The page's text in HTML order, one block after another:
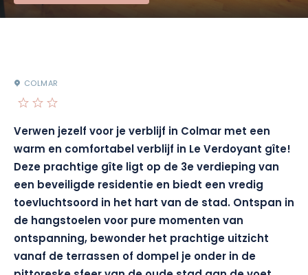
COLMAR
Verwen jezelf voor je verblijf in Colmar met een
warm en comfortabel verblijf in Le Verdoyant gîte!
Deze prachtige gîte ligt op de 3e verdieping van
een beveiligde residentie en biedt een vredig
toevluchtsoord in het hart van de stad. Ontspan in
de hangstoelen voor pure momenten van
ontspanning, bewonder het prachtige uitzicht
vanaf de terrassen of dompel je onder in de